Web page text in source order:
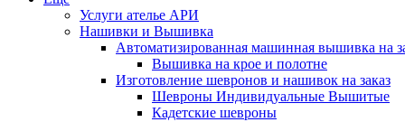
Услуги ателье АРИ
Нашивки и Вышивка
Автоматизированная машинная вышивка на
Вышивка на крое и полотне
Изготовление шевронов и нашивок на заказ
Шевроны Индивидуальные Вышитые
Кадетские шевроны